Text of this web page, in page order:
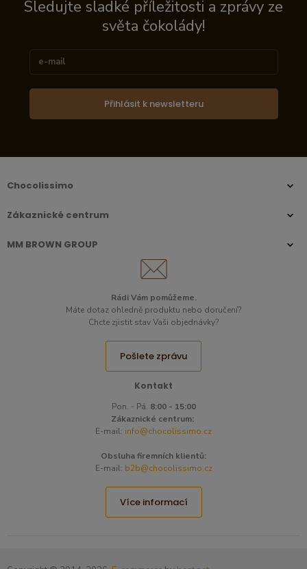
Sledujte sladké příležitosti a zprávy ze
světa čokolády!
Přihlásit k newsletteru
Chocolissimo
Zákaznické centrum
MM BROWN GROUP
Kontakt
Pon. - Pá. 8:00 - 15:00
Zákaznické centrum:
E-mail: info@chocolissimo.cz
Obsluha firemních klientů:
E-mail: b2b@chocolissimo.cz
Více informací
Rádi Vám pomůžeme.
Máte dotaz ohledně produktu nebo doručení?
Chcte zjistit stav Vaši objednávky?
Pošlete zprávu